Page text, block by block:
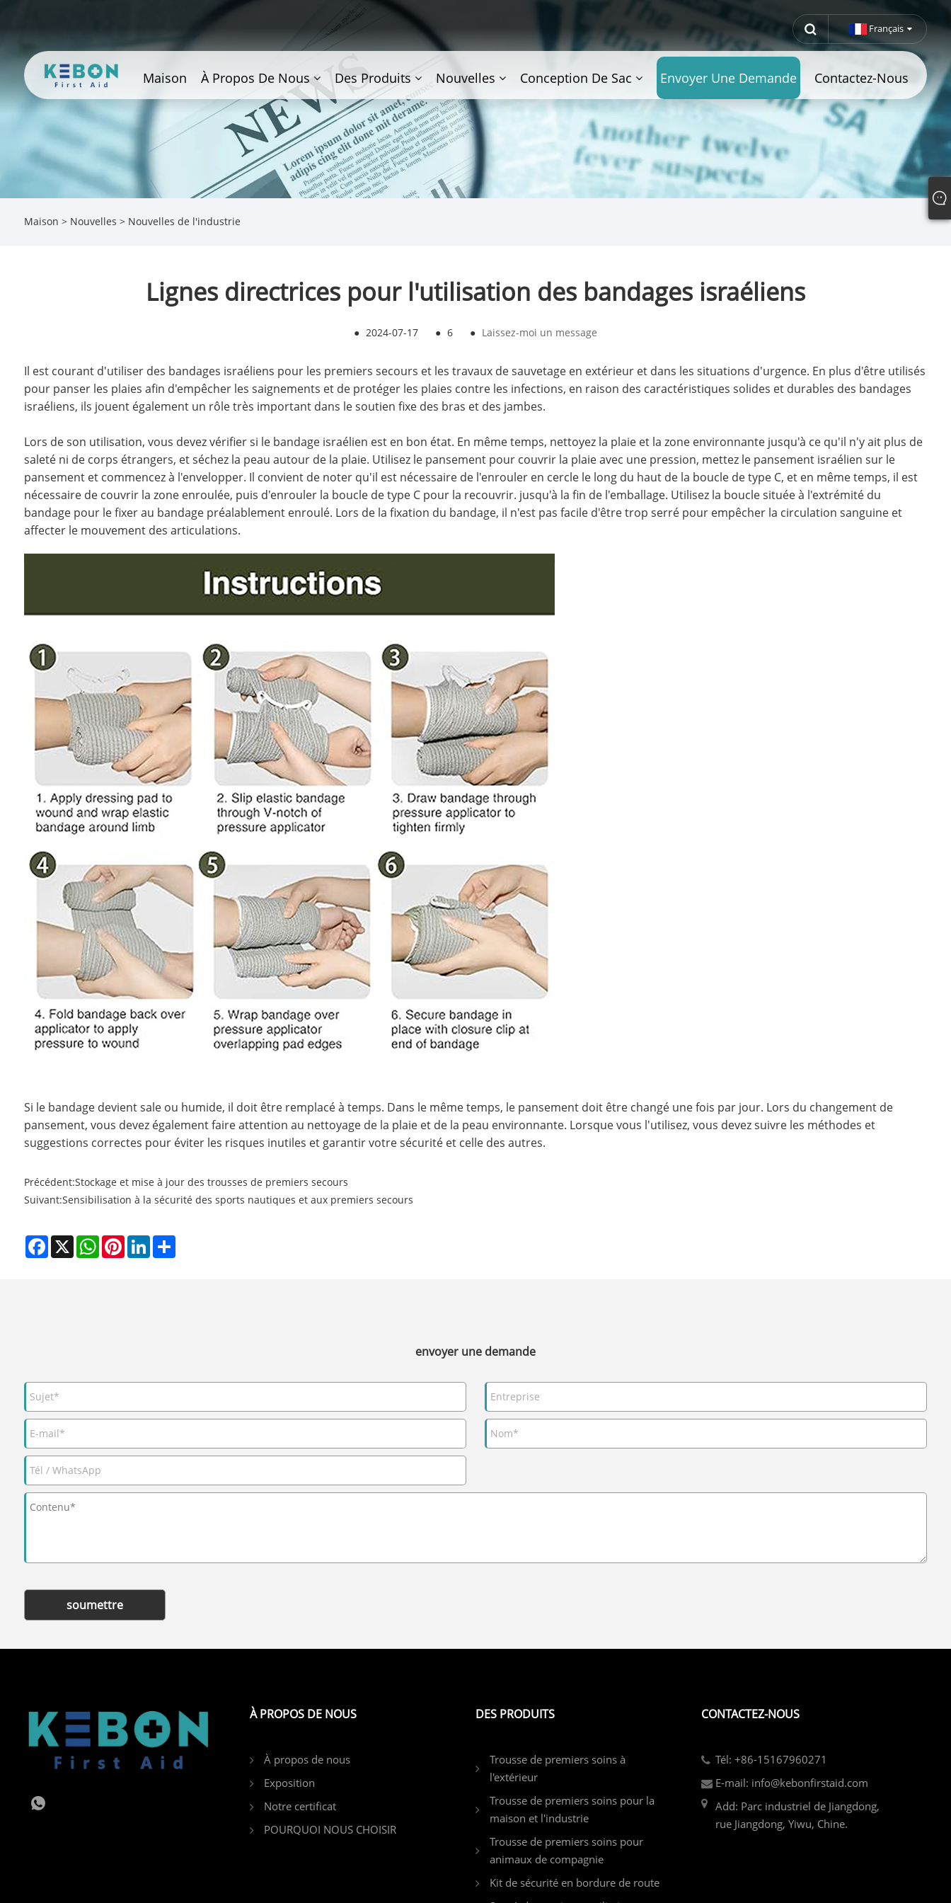
Français
Maison À Propos De Nous Des Produits Nouvelles Conception De Sac Envoyer Une Demande Contactez-Nous
Maison > Nouvelles > Nouvelles de l'industrie
Lignes directrices pour l'utilisation des bandages israéliens
● 2024-07-17 ● 6 ● Laissez-moi un message
Il est courant d'utiliser des bandages israéliens pour les premiers secours et les travaux de sauvetage en extérieur et dans les situations d'urgence. En plus d'être utilisés
pour panser les plaies afin d'empêcher les saignements et de protéger les plaies contre les infections, en raison des caractéristiques solides et durables des bandages
israéliens, ils jouent également un rôle très important dans le soutien fixe des bras et des jambes.
Lors de son utilisation, vous devez vérifier si le bandage israélien est en bon état. En même temps, nettoyez la plaie et la zone environnante jusqu'à ce qu'il n'y ait plus de
saleté ni de corps étrangers, et séchez la peau autour de la plaie. Utilisez le pansement pour couvrir la plaie avec une pression, mettez le pansement israélien sur le
pansement et commencez à l'envelopper. Il convient de noter qu'il est nécessaire de l'enrouler en cercle le long du haut de la boucle de type C, et en même temps, il est
nécessaire de couvrir la zone enroulée, puis d'enrouler la boucle de type C pour la recouvrir. jusqu'à la fin de l'emballage. Utilisez la boucle située à l'extrémité du
bandage pour le fixer au bandage préalablement enroulé. Lors de la fixation du bandage, il n'est pas facile d'être trop serré pour empêcher la circulation sanguine et
affecter le mouvement des articulations.
Si le bandage devient sale ou humide, il doit être remplacé à temps. Dans le même temps, le pansement doit être changé une fois par jour. Lors du changement de
pansement, vous devez également faire attention au nettoyage de la plaie et de la peau environnante. Lorsque vous l'utilisez, vous devez suivre les méthodes et
suggestions correctes pour éviter les risques inutiles et garantir votre sécurité et celle des autres.
Précédent:Stockage et mise à jour des trousses de premiers secours
Suivant:Sensibilisation à la sécurité des sports nautiques et aux premiers secours
Facebook
X WhatsAppPinterestLinkedInShare
envoyer une demande
soumettre
À PROPOS DE NOUS
À propos de nous
Exposition
Notre certificat
POURQUOI NOUS CHOISIR
DES PRODUITS
Trousse de premiers soins à
l'extérieur
Trousse de premiers soins pour la
maison et l'industrie
Trousse de premiers soins pour
animaux de compagnie
Kit de sécurité en bordure de route
CONTACTEZ-NOUS
Tél: +86-15167960271
E-mail: info@kebonfirstaid.com
Add: Parc industriel de Jiangdong,
rue Jiangdong, Yiwu, Chine.